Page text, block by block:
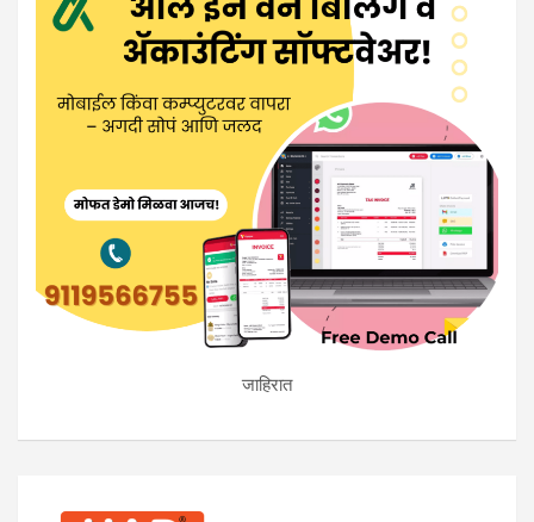
जाहिरात